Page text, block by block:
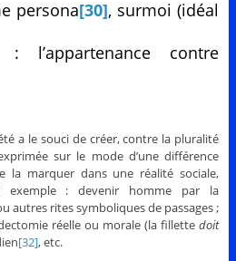
persona[30], surmoi (idéal
: l’appartenance contre
a le souci de créer, contre la pluralité
sur le mode d’une différence
la marquer dans une réalité sociale,
exemple : devenir homme par la
autres rites symboliques de passages ;
réelle ou morale (la fillettedoit
[32], etc.